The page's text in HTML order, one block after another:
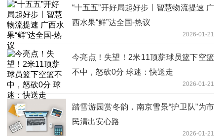
“十五五”开好局起好步丨智慧物流提速 广
西水果“鲜”达全国-热议
2026-01-21
今亮点！失望！2米11顶薪球员篮下空篮
不中，怒砍0分 球迷：快送走
2026-01-21
踏雪游园赏冬韵，南京雪景“护卫队”为市
民清出安心路
2026-01-21